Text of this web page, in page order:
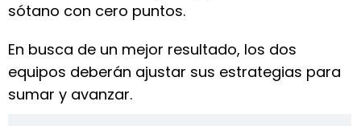
sótano con cero puntos.
En busca de un mejor resultado, los dos
equipos deberán ajustar sus estrategias para
sumar y avanzar.